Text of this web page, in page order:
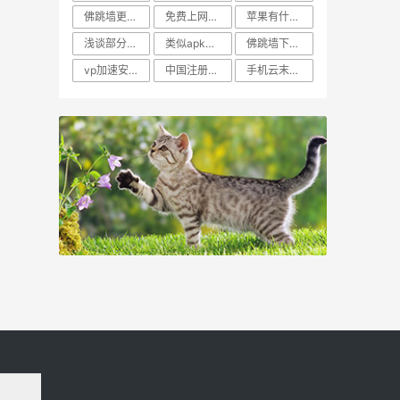
佛跳墙更名为极光
免费上网SSR账号
苹果有什么免费的vp
浅谈部分机场ssr
类似apkpure的网站
佛跳墙下载apk
vp加速安卓
中国注册油管账号 手机云末vpm下载